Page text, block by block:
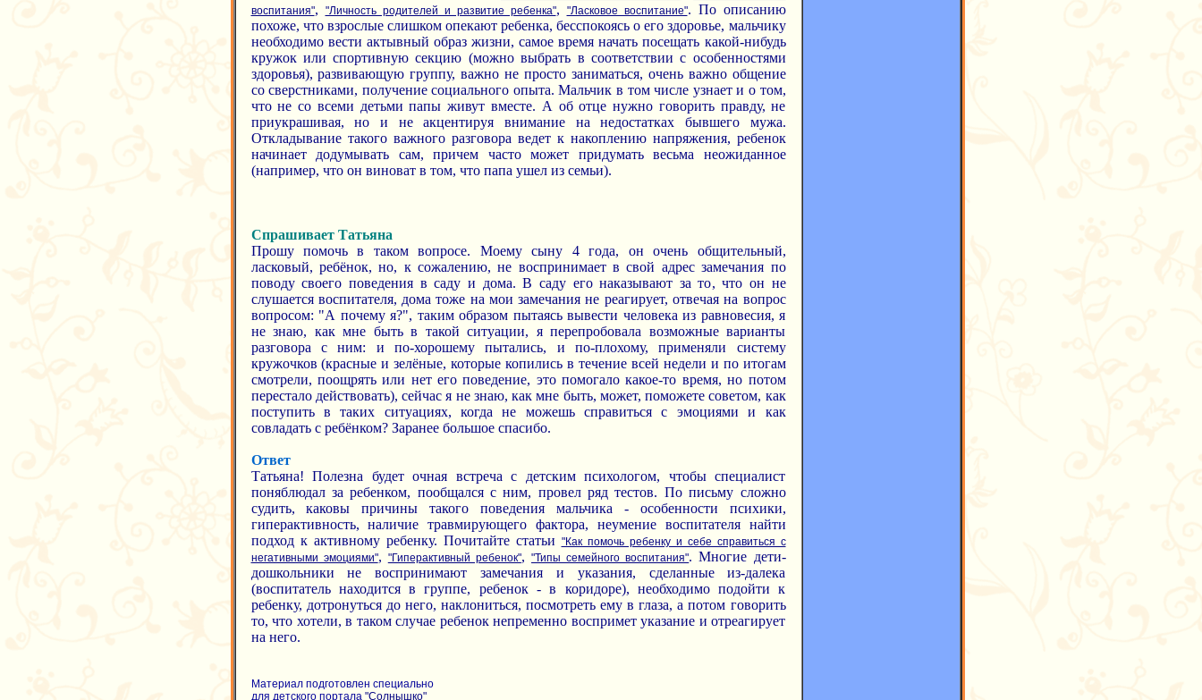
воспитания", "Личность родителей и развитие ребенка", "Ласковое воспитание". По описанию
похоже, что взрослые слишком опекают ребенка, бесспокоясь о его здоровье, мальчику
необходимо вести актывный образ жизни, самое время начать посещать какой-нибудь
кружок или спортивную секцию (можно выбрать в соответствии с особенностями
здоровья), развивающую группу, важно не просто заниматься, очень важно общение
со сверстниками, получение социального опыта. Мальчик в том числе узнает и о том,
что не со всеми детьми папы живут вместе. А об отце нужно говорить правду, не
приукрашивая, но и не акцентируя внимание на недостатках бывшего мужа.
Откладывание такого важного разговора ведет к накоплению напряжения, ребенок
начинает додумывать сам, причем часто может придумать весьма неожиданное
(например, что он виноват в том, что папа ушел из семьи).
Спрашивает Татьяна
Прошу помочь в таком вопросе. Моему сыну 4 года, он очень общительный,
ласковый, ребёнок, но, к сожалению, не воспринимает в свой адрес замечания по
поводу своего поведения в саду и дома. В саду его наказывают за то, что он не
слушается воспитателя, дома тоже на мои замечания не реагирует, отвечая на вопрос
вопросом: "А почему я?", таким образом пытаясь вывести человека из равновесия, я
не знаю, как мне быть в такой ситуации, я перепробовала возможные варианты
разговора с ним: и по-хорошему пытались, и по-плохому, применяли систему
кружочков (красные и зелёные, которые копились в течение всей недели и по итогам
смотрели, поощрять или нет его поведение, это помогало какое-то время, но потом
перестало действовать), сейчас я не знаю, как мне быть, может, поможете советом, как
поступить в таких ситуациях, когда не можешь справиться с эмоциями и как
совладать с ребёнком? Заранее большое спасибо.
Ответ
Татьяна! Полезна будет очная встреча с детским психологом, чтобы специалист
поняблюдал за ребенком, пообщался с ним, провел ряд тестов. По письму сложно
судить, каковы причины такого поведения мальчика - особенности психики,
гиперактивность, наличие травмирующего фактора, неумение воспитателя найти
подход к активному ребенку. Почитайте статьи "Как помочь ребенку и себе справиться с
негативными эмоциями", "Гиперактивный ребенок", "Типы семейного воспитания". Многие дети-
дошкольники не воспринимают замечания и указания, сделанные из-далека
(воспитатель находится в группе, ребенок - в коридоре), необходимо подойти к
ребенку, дотронуться до него, наклониться, посмотреть ему в глаза, а потом говорить
то, что хотели, в таком случае ребенок непременно воспримет указание и отреагирует
на него.
Материал подготовлен специально
для детского портала "Солнышко"